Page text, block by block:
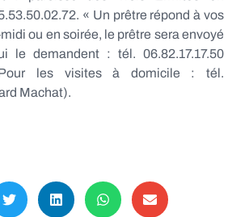
« Un prêtre répond à vos
ou en soirée, le prêtre sera envoyé
le demandent : tél. 06.82.17.17.50
les visites à domicile : tél.
Machat).